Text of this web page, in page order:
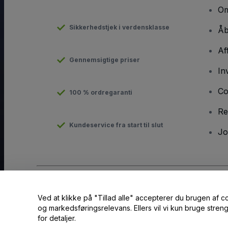
Sikkerhedstjek i verdensklasse
Gennemsigtige priser
100 % ordregaranti
Kundeservice fra start til slut
Brug af denne hjemmeside udgør accept afVilkår og
Ved at klikke på "Tillad alle" accepterer du brugen af
og markedsføringsrelevans. Ellers vil vi kun bruge
for detaljer.